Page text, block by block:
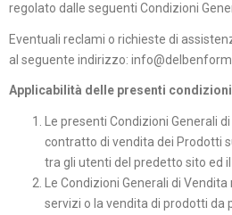
regolato dalle seguenti Condizioni
Eventuali reclami o richieste di
al seguente indirizzo:
Applicabilità delle presenti
Le presenti Condizioni Generali
contratto di vendita dei Prodotti
tra gli utenti del predetto sito ed
Le Condizioni Generali di
servizi o la vendita di prodotti da